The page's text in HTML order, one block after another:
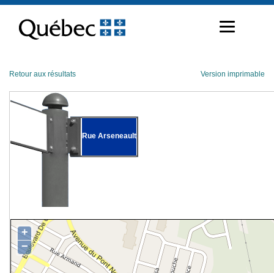
contenu
Retour aux résultats Version imprimable
Rue Arseneault
+
−